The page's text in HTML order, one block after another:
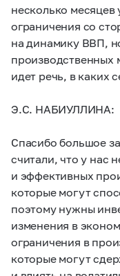
несколько месяцев
ограничения со
на динамику ВВП,
производственных
идет речь, в каких
Э.С. НАБИУЛЛИНА:
Спасибо большое
считали, что у нас
и эффективных
которые могут
поэтому нужны
изменения в
ограничения в
которые могут